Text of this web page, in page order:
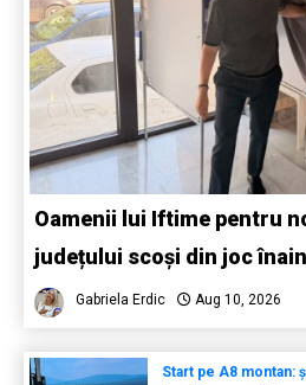
Oamenii lui Iftime pentru
județului scoși din joc
Gabriela Erdic Aug 10, 2026
Start pe A8 montan: